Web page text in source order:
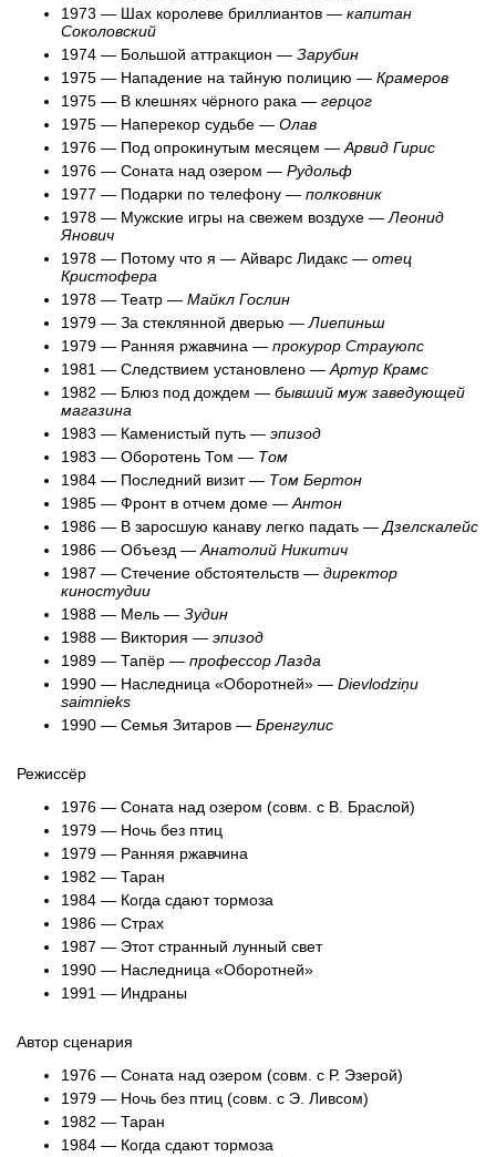
1973 — Шах королеве бриллиантов — капитан
Соколовский
1974 — Большой аттракцион — Зарубин
1975 — Нападение на тайную полицию — Крамеров
1975 — В клешнях чёрного рака — герцог
1975 — Наперекор судьбе — Олав
1976 — Под опрокинутым месяцем — Арвид Гирис
1976 — Соната над озером — Рудольф
1977 — Подарки по телефону — полковник
1978 — Мужские игры на свежем воздухе — Леонид
Янович
1978 — Потому что я — Айварс Лидакс — отец
Кристофера
1978 — Театр — Майкл Гослин
1979 — За стеклянной дверью — Лиепиньш
1979 — Ранняя ржавчина — прокурор Страуюпс
1981 — Следствием установлено — Артур Крамс
1982 — Блюз под дождем — бывший муж заведующей
магазина
1983 — Каменистый путь — эпизод
1983 — Оборотень Том — Том
1984 — Последний визит — Том Бертон
1985 — Фронт в отчем доме — Антон
1986 — В заросшую канаву легко падать — Дзелскалейс
1986 — Объезд — Анатолий Никитич
1987 — Стечение обстоятельств — директор
киностудии
1988 — Мель — Зудин
1988 — Виктория — эпизод
1989 — Тапёр — профессор Лазда
1990 — Наследница «Оборотней» — Dievlodziņu
saimnieks
1990 — Семья Зитаров — Бренгулис
Режиссёр
1976 — Соната над озером (совм. с В. Браслой)
1979 — Ночь без птиц
1979 — Ранняя ржавчина
1982 — Таран
1984 — Когда сдают тормоза
1986 — Страх
1987 — Этот странный лунный свет
1990 — Наследница «Оборотней»
1991 — Индраны
Автор сценария
1976 — Соната над озером (совм. с Р. Эзерой)
1979 — Ночь без птиц (совм. с Э. Ливсом)
1982 — Таран
1984 — Когда сдают тормоза